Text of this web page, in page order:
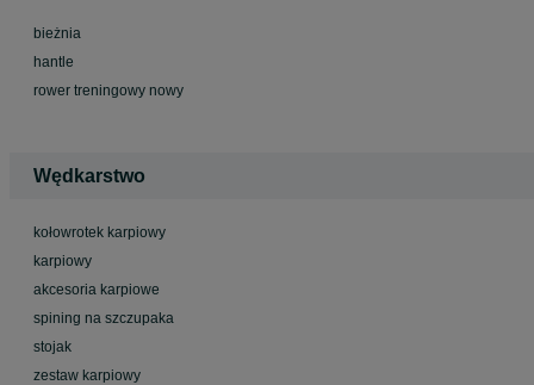
bieżnia
hantle
rower treningowy nowy
Wędkarstwo
kołowrotek karpiowy
karpiowy
akcesoria karpiowe
spining na szczupaka
stojak
zestaw karpiowy